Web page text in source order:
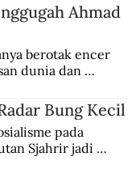
Korupsi
Ahmad
berotak encer
dunia dan
Sun Yat-sen.
Bung Kecil
pada
Sjahrir jadi